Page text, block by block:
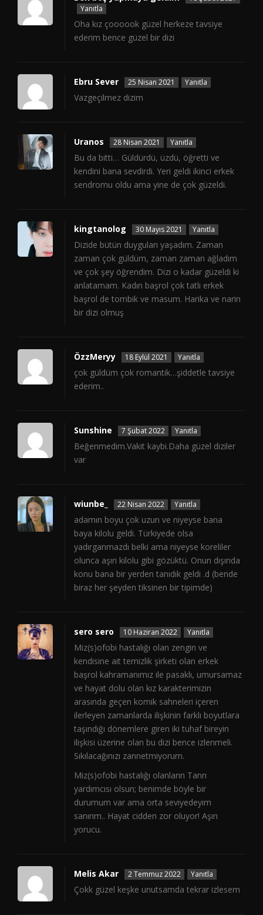
Yanıtla
Oha kız çoooook güzel herkeze tavsiye
ederim bence güzel bir dizi
Ebru Sever 25 Nisan 2021 Yanıtla
Vazgeçilmez dizim
Uranos 28 Nisan 2021 Yanıtla
Bu da bitti… Güldürdü, üzdü, öğretti ve
kendini bana sevdirdi. Yeri geldi ikinci erkek
sendromu oldu ama yine de çok güzeldi.
kingtanolog 30 Mayıs 2021 Yanıtla
Dizide bütün duyguları yaşadım. Zaman
zaman çok güldüm, zaman zaman ağladım
ve çok şey öğrendim. Dizi o kadar güzeldi ki
anlatamam. Kadın başrol çok tatlı erkek
başrol de tombik ve masum. Harika ve narin
bir dizi olmuş
ÖzzMeryy 18 Eylül 2021 Yanıtla
çok güldüm çok romantik…şiddetle tavsiye
ederim..
Sunshine 7 Şubat 2022 Yanıtla
Beğenmedim.Vakit kaybi.Daha güzel diziler
var
wiunbe_ 22 Nisan 2022 Yanıtla
adamın boyu çok uzun ve niyeyse bana
baya kilolu geldi. Türkiyede olsa
yadırganmazdı belki ama niyeyse koreliler
olunca aşırı kilolu gibi gözüktü. Onun dışında
konu bana bir yerden tanıdık geldi .d (bende
biraz her şeyden tiksinen bir tipimde)
sero sero 10 Haziran 2022 Yanıtla
Miz(s)ofobi hastalığı olan zengin ve
kendisine ait temizlik şirketi olan erkek
başrol kahramanımız ile pasaklı, umursamaz
ve hayat dolu olan kız karakterimizin
arasında geçen komik sahneleri içeren
ilerleyen zamanlarda ilişkinin farklı boyutlara
taşındığı dönemlere giren iki tuhaf bireyin
ilişkisi üzerine olan bu dizi bence izlenmeli.
Sıkılacağınızı zannetmiyorum.
Miz(s)ofobi hastalığı olanların Tanrı
yardımcısı olsun; benimde böyle bir
durumum var ama orta seviyedeyim
sanırım.. Hayat cidden zor oluyor! Aşırı
yorucu.
Melis Akar 2 Temmuz 2022 Yanıtla
Çokk güzel keşke unutsamda tekrar izlesem